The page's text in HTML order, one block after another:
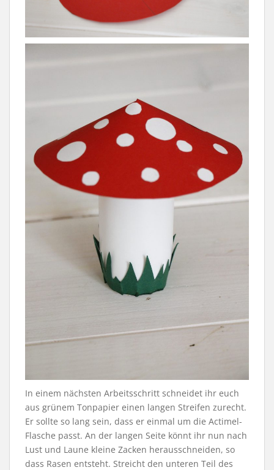
In einem nächsten Arbeitsschritt schneidet ihr euch
aus grünem Tonpapier einen langen Streifen zurecht.
Er sollte so lang sein, dass er einmal um die Actimel-
Flasche passt. An der langen Seite könnt ihr nun nach
Lust und Laune kleine Zacken herausschneiden, so
dass Rasen entsteht. Streicht den unteren Teil des